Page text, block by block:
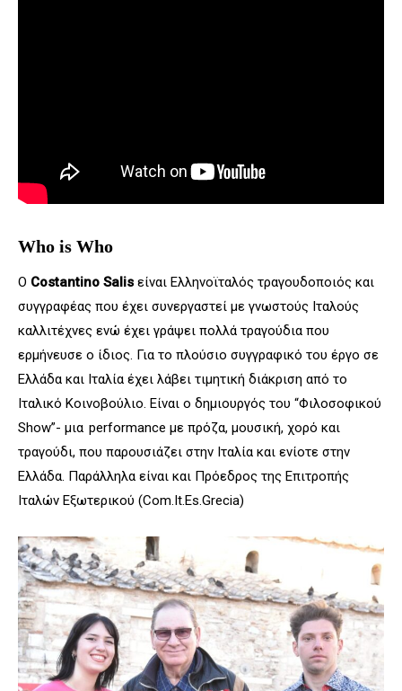
Who is Who
Ο Costantino Salis είναι Ελληνοϊταλός τραγουδοποιός και
συγγραφέας που έχει συνεργαστεί με γνωστούς Ιταλούς
καλλιτέχνες ενώ έχει γράψει πολλά τραγούδια που
ερμήνευσε ο ίδιος. Για το πλούσιο συγγραφικό του έργο σε
Ελλάδα και Ιταλία έχει λάβει τιμητική διάκριση από το
Ιταλικό Κοινοβούλιο. Είναι ο δημιουργός του “Φιλοσοφικού
Show”- μια performance με πρόζα, μουσική, χορό και
τραγούδι, που παρουσιάζει στην Ιταλία και ενίοτε στην
Ελλάδα. Παράλληλα είναι και Πρόεδρος της Επιτροπής
Ιταλών Εξωτερικού (Com.It.Es.Grecia)